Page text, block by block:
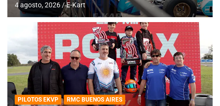
4 agosto, 2026 E-Kart
PILOTOS EKVP RMC BUENOS AIRES